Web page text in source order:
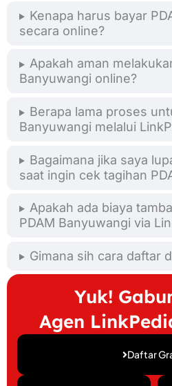
Kenapa harus bayar
secara online?
Apakah aman
Banyuwangi online?
Berapa lama proses
Banyuwangi melalui
Bagaimana jika saya
saat ingin cek tagihan
Apakah ada biaya
PDAM Banyuwangi via
Gimana sih cara daftar
Yuk!
Agen
Daftar